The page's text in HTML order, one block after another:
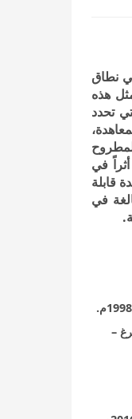
نطاق
هذه
تحدد
في
قابلة
في
–